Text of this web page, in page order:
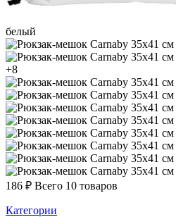
белый
+8
186 ₽ Всего 10 товаров
Категории